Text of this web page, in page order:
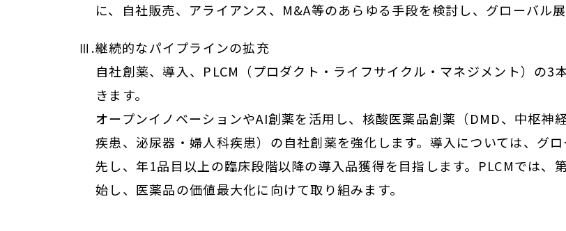
に、自社販売、アライアンス、M&A等のあらゆる手段を検討し、グローバル展
Ⅲ.継続的なパイプラインの拡充
自社創薬、導入、PLCM（プロダクト・ライフサイクル・マネジメント）の3
きます。
オープンイノベーションやAI創薬を活用し、核酸医薬品創薬（DMD、中枢神
疾患、泌尿器・婦人科疾患）の自社創薬を強化します。導入については、グ
先し、年1品目以上の臨床段階以降の導入品獲得を目指します。PLCMでは、
始し、医薬品の価値最大化に向けて取り組みます。